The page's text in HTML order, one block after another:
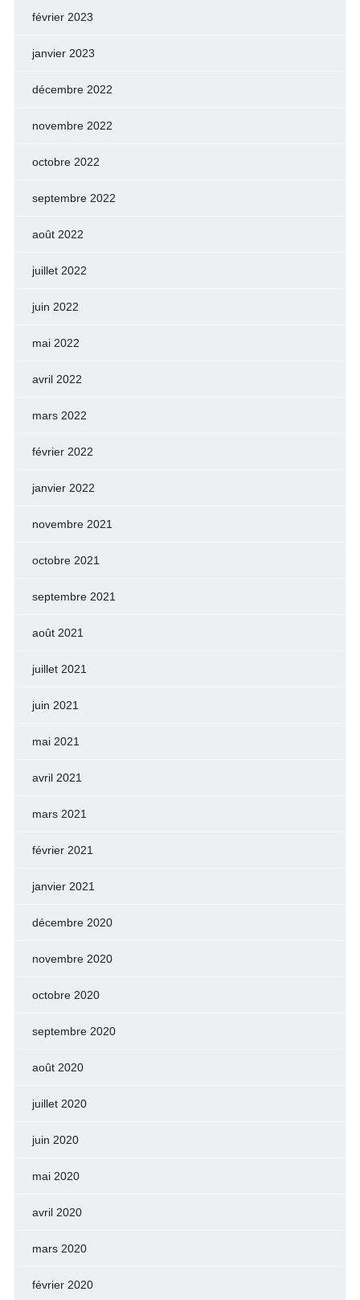
février 2023
janvier 2023
décembre 2022
novembre 2022
octobre 2022
septembre 2022
août 2022
juillet 2022
juin 2022
mai 2022
avril 2022
mars 2022
février 2022
janvier 2022
novembre 2021
octobre 2021
septembre 2021
août 2021
juillet 2021
juin 2021
mai 2021
avril 2021
mars 2021
février 2021
janvier 2021
décembre 2020
novembre 2020
octobre 2020
septembre 2020
août 2020
juillet 2020
juin 2020
mai 2020
avril 2020
mars 2020
février 2020